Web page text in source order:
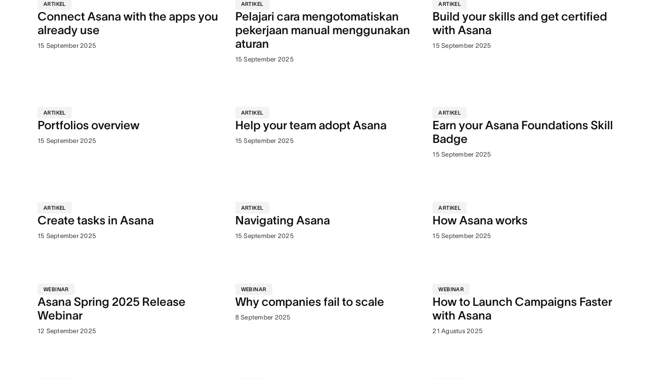
ARTIKEL
Connect Asana with the apps you
already use
15 September 2025
ARTIKEL
Pelajari cara mengotomatiskan
pekerjaan manual menggunakan
aturan
15 September 2025
ARTIKEL
Build your skills and get certified
with Asana
15 September 2025
ARTIKEL
Portfolios overview
15 September 2025
ARTIKEL
Help your team adopt Asana
15 September 2025
ARTIKEL
Earn your Asana Foundations Skill
Badge
15 September 2025
ARTIKEL
Create tasks in Asana
15 September 2025
ARTIKEL
Navigating Asana
15 September 2025
ARTIKEL
How Asana works
15 September 2025
WEBINAR
Asana Spring 2025 Release
Webinar
12 September 2025
WEBINAR
Why companies fail to scale
8 September 2025
WEBINAR
How to Launch Campaigns Faster
with Asana
21 Agustus 2025